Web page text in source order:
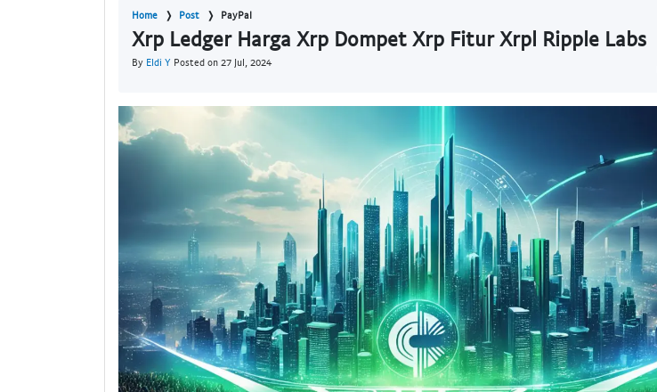
Home Post PayPal
Xrp Ledger Harga Xrp Dompet Xrp Fitur Xrpl Ripple Labs
By Eldi Y Posted on 27 Jul, 2024